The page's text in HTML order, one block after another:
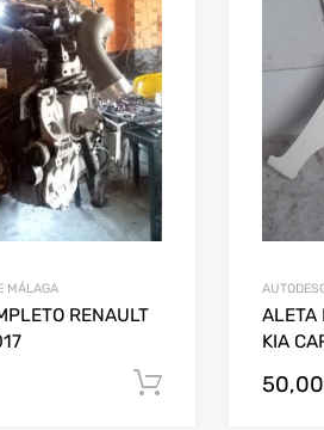
MÁLAGA
RENAULT
Añadir al
ALETA
KIA
50,00